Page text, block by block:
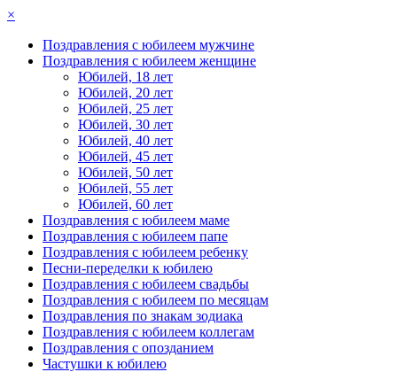
×
Поздравления с юбилеем мужчине
Поздравления с юбилеем женщине
Юбилей, 18 лет
Юбилей, 20 лет
Юбилей, 25 лет
Юбилей, 30 лет
Юбилей, 40 лет
Юбилей, 45 лет
Юбилей, 50 лет
Юбилей, 55 лет
Юбилей, 60 лет
Поздравления с юбилеем маме
Поздравления с юбилеем папе
Поздравления с юбилеем ребенку
Песни-переделки к юбилею
Поздравления с юбилеем свадьбы
Поздравления с юбилеем по месяцам
Поздравления по знакам зодиака
Поздравления с юбилеем коллегам
Поздравления с опозданием
Частушки к юбилею